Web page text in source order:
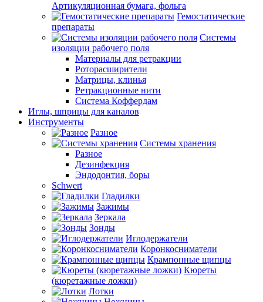
Артикуляционная бумага, фольга
Гемостатические
препараты
Системы
изоляции рабочего поля
Материалы для ретракции
Роторасширители
Матрицы, клинья
Ретракционные нити
Система Коффердам
Иглы, шприцы для каналов
Инструменты
Разное
Системы хранения
Разное
Дезинфекция
Эндодонтия, боры
Schwert
Гладилки
Зажимы
Зеркала
Зонды
Иглодержатели
Коронкосниматели
Крампонные щипцы
Кюреты
(кюретажные ложки)
Лотки